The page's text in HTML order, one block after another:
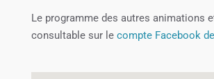
Le programme des autres animations
consultable sur le compte Facebook